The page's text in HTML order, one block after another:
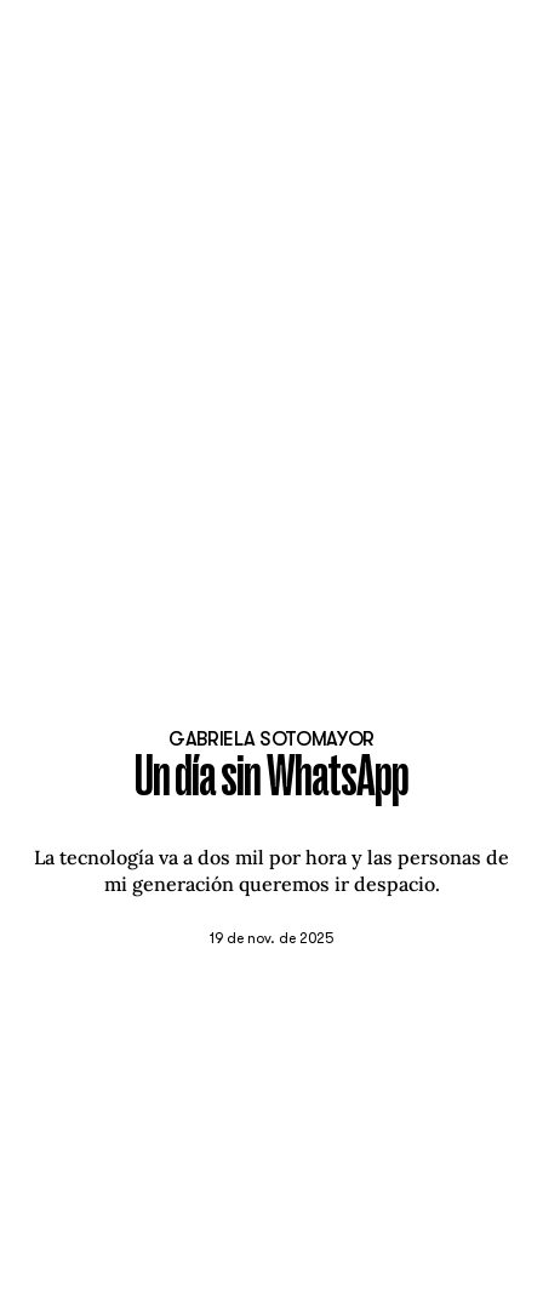
GABRIELA SOTOMAYOR
Un día sin WhatsApp
La tecnología va a dos mil por hora y las personas de
mi generación queremos ir despacio.
19 de nov. de 2025